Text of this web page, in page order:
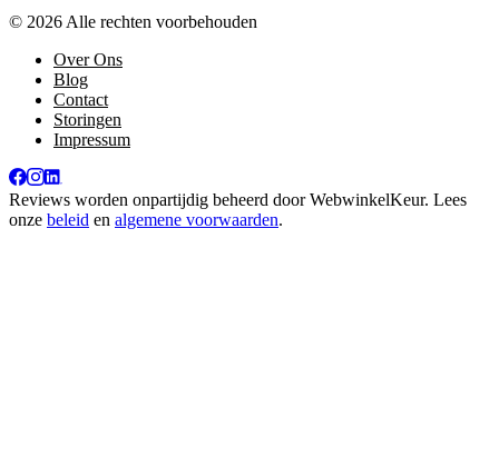
© 2026 Alle rechten voorbehouden
Over Ons
Blog
Contact
Storingen
Impressum
Reviews worden onpartijdig beheerd doorWebwinkelKeur. Lees
onze beleid en algemene voorwaarden.